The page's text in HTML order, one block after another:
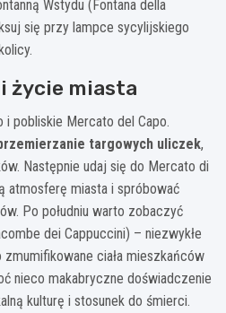
Wstydu (Fontana della
się przy lampce sycylijskiego
życie miasta
i pobliskie Mercato del Capo.
targowych uliczek,
Następnie udaj się do Mercato di
atmosferę miasta i spróbować
Po południu warto zobaczyć
dei Cappuccini) – niezwykłe
ciała mieszkańców
nieco makabryczne doświadczenie
kulturę i stosunek do śmierci.